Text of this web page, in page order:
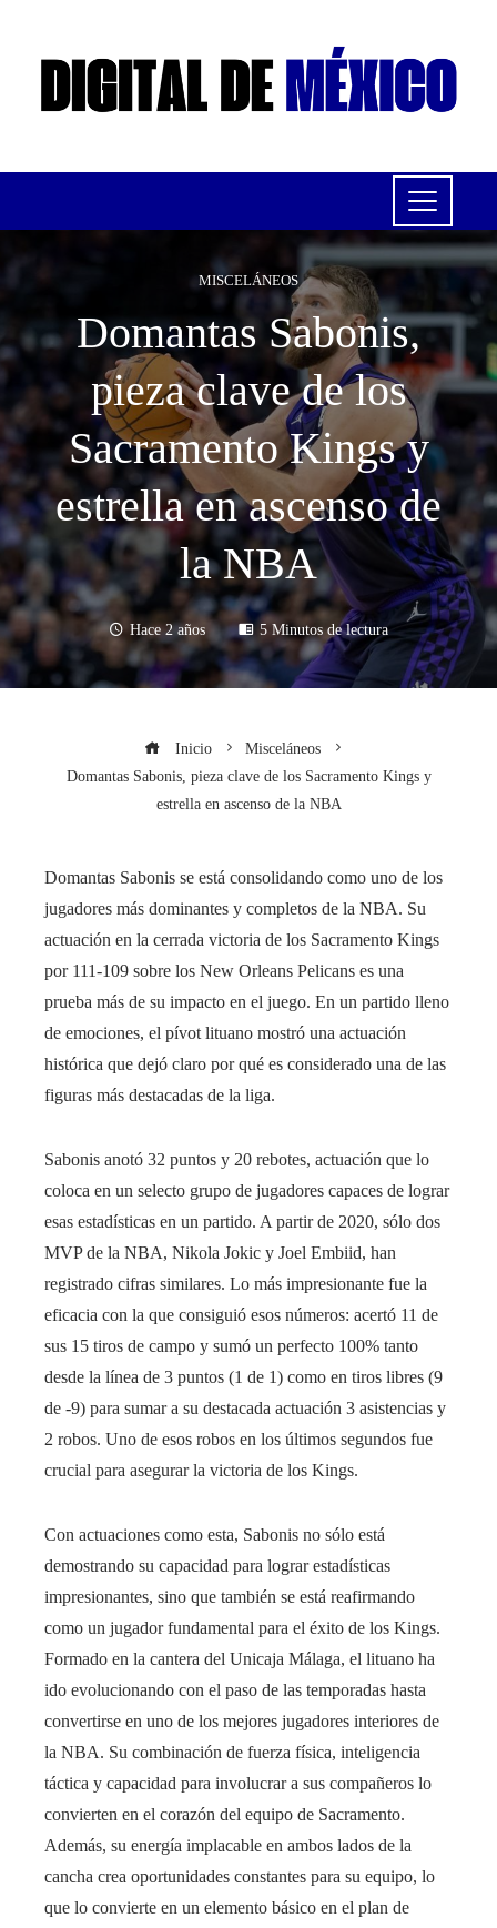
MISCELÁNEOS
Domantas Sabonis,
pieza clave de los
Sacramento Kings y
estrella en ascenso de
la NBA
Hace 2 años 5 Minutos de lectura
Inicio
Misceláneos
Domantas Sabonis, pieza clave de los Sacramento Kings y
estrella en ascenso de la NBA
Domantas Sabonis se está consolidando como uno de los
jugadores más dominantes y completos de la NBA. Su
actuación en la cerrada victoria de los Sacramento Kings
por 111-109 sobre los New Orleans Pelicans es una
prueba más de su impacto en el juego. En un partido lleno
de emociones, el pívot lituano mostró una actuación
histórica que dejó claro por qué es considerado una de las
figuras más destacadas de la liga.
Sabonis anotó 32 puntos y 20 rebotes, actuación que lo
coloca en un selecto grupo de jugadores capaces de lograr
esas estadísticas en un partido. A partir de 2020, sólo dos
MVP de la NBA, Nikola Jokic y Joel Embiid, han
registrado cifras similares. Lo más impresionante fue la
eficacia con la que consiguió esos números: acertó 11 de
sus 15 tiros de campo y sumó un perfecto 100% tanto
desde la línea de 3 puntos (1 de 1) como en tiros libres (9
de -9) para sumar a su destacada actuación 3 asistencias y
2 robos. Uno de esos robos en los últimos segundos fue
crucial para asegurar la victoria de los Kings.
Con actuaciones como esta, Sabonis no sólo está
demostrando su capacidad para lograr estadísticas
impresionantes, sino que también se está reafirmando
como un jugador fundamental para el éxito de los Kings.
Formado en la cantera del Unicaja Málaga, el lituano ha
ido evolucionando con el paso de las temporadas hasta
convertirse en uno de los mejores jugadores interiores de
la NBA. Su combinación de fuerza física, inteligencia
táctica y capacidad para involucrar a sus compañeros lo
convierten en el corazón del equipo de Sacramento.
Además, su energía implacable en ambos lados de la
cancha crea oportunidades constantes para su equipo, lo
que lo convierte en un elemento básico en el plan de